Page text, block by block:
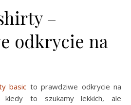
–
odkrycie na
basic to prawdziwe odkrycie na
kiedy to szukamy lekkich, ale